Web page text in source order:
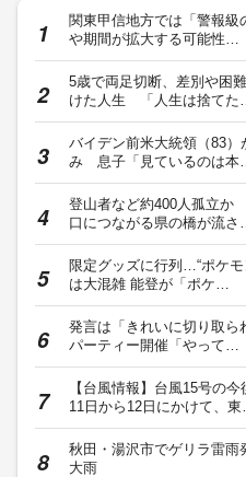
関東甲信地方では「警報級
や期間が拡大する可能性…
5歳で両足切断、差別や困
けた人生 「人生は捨てた…
バイデン前米大統領（83）
み 息子「見ているのは本…
登山者など約400人孤立か
口につながる県の橋が流さ…
限定グッズに行列…“ポケモ
は大混雑 能登が「ポケ…
発言は「きれいに切り取
パーティー開催「やって…
【台風情報】台風15号の
11日から12日にかけて、東
秋田・湯沢市でゲリラ雷
大雨